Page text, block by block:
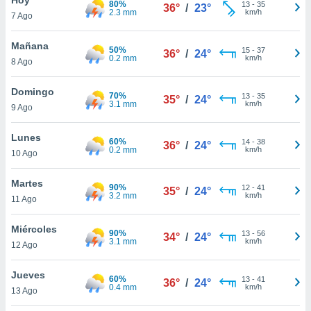
y
en
más
de
7 Ago
80%
2.3 mm
36° / 23° 13- 35
km/h
Mañana
8 Ago
50%
0.2 mm
36° / 24° 15- 37
km/h
Domingo
9 Ago
70%
3.1 mm
35° / 24° 13- 35
km/h
Lunes
10 Ago
60%
0.2 mm
36° / 24° 14- 38
km/h
Martes
11 Ago
90%
3.2 mm
35° / 24° 12- 41
km/h
Miércoles
12 Ago
90%
3.1 mm
34° / 24° 13- 56
km/h
Jueves
13 Ago
60%
0.4 mm
36° / 24° 13- 41
km/h